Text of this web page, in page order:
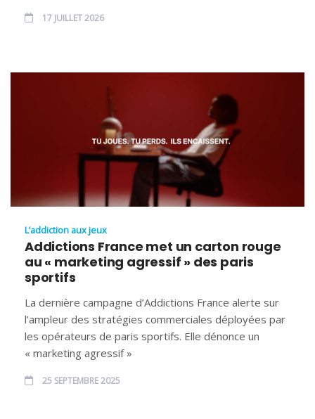
17 JUILLET 2026
L’addiction aux jeux
Addictions France met un carton rouge
au « marketing agressif » des paris
sportifs
La dernière campagne d’Addictions France alerte sur
l’ampleur des stratégies commerciales déployées par
les opérateurs de paris sportifs. Elle dénonce un
« marketing agressif »
25 SEPTEMBRE 2025